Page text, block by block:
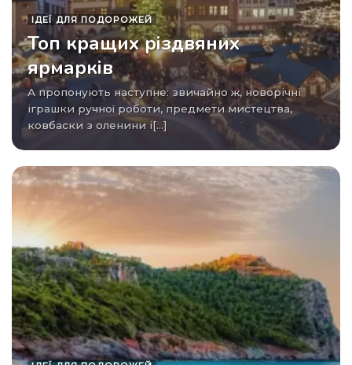
ІДЕЇ ​​ДЛЯ ПОДОРОЖЕЙ
Топ кращих різдвяних
ярмарків
а пропонують наступне: звичайно ж, новорічні
іграшки ручної роботи, предмети мистецтва,
ковбаски з оленини і[...]